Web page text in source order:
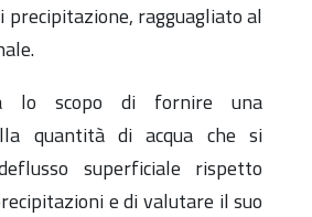
precipitazione, ragguagliato al
lo scopo di fornire una
quantità di acqua che si
superficiale rispetto
e di valutare il suo